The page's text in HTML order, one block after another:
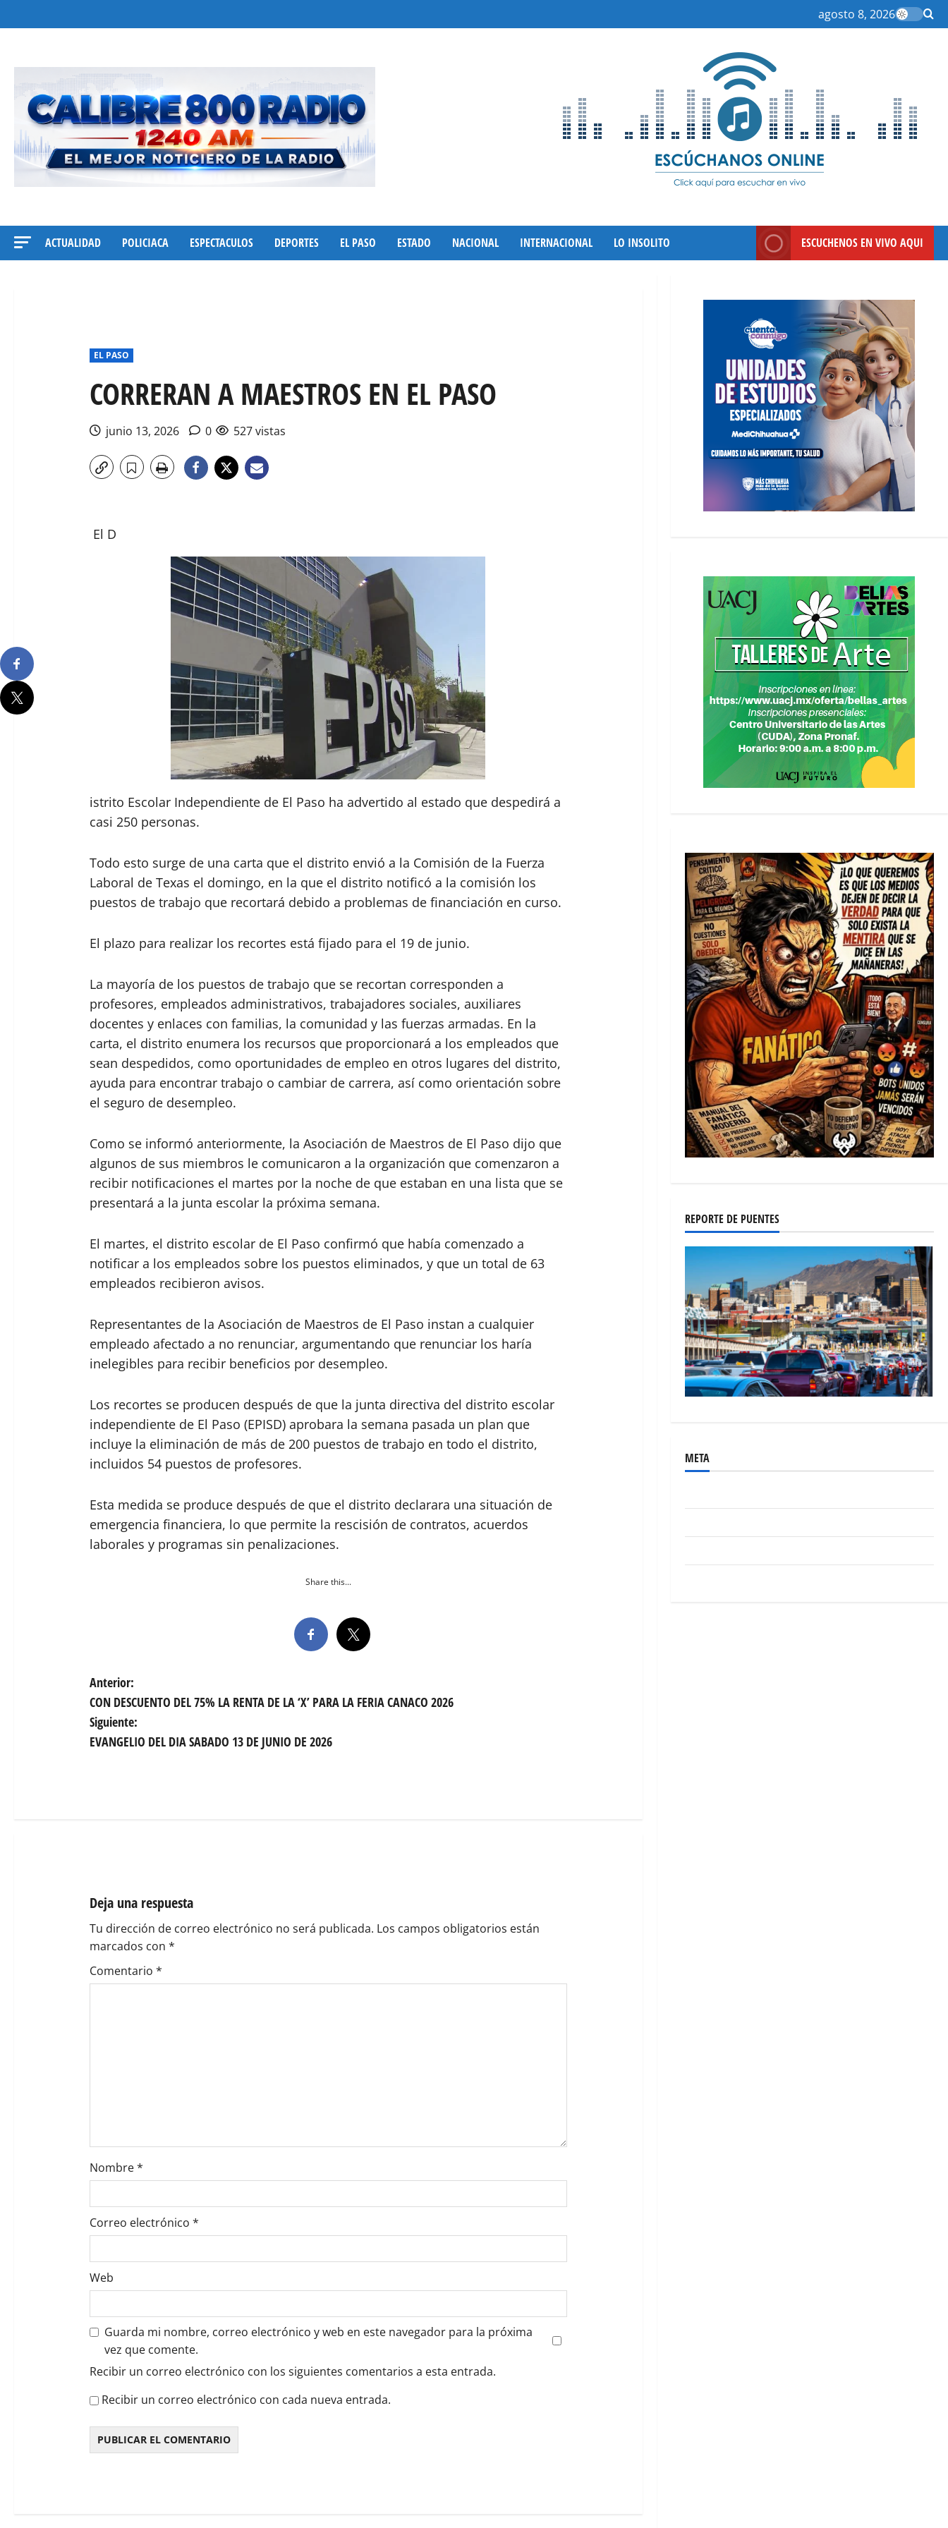
al
agosto 8, 2026
ACTUALIDAD POLICIACA ESPECTACULOS DEPORTES EL PASO ESTADO NACIONAL INTERNACIONAL LO INSOLITO ESCUCHENOS EN VIVO AQUI
EL PASO
CORRERAN A MAESTROS EN EL PASO
junio 13, 2026 0 527 vistas
El D
istrito Escolar Independiente de El Paso ha advertido al estado que despedirá a
casi 250 personas.
Todo esto surge de una carta que el distrito envió a la Comisión de la Fuerza
Laboral de Texas el domingo, en la que el distrito notificó a la comisión los
puestos de trabajo que recortará debido a problemas de financiación en curso.
El plazo para realizar los recortes está fijado para el 19 de junio.
La mayoría de los puestos de trabajo que se recortan corresponden a
profesores, empleados administrativos, trabajadores sociales, auxiliares
docentes y enlaces con familias, la comunidad y las fuerzas armadas. En la
carta, el distrito enumera los recursos que proporcionará a los empleados que
sean despedidos, como oportunidades de empleo en otros lugares del distrito,
ayuda para encontrar trabajo o cambiar de carrera, así como orientación sobre
el seguro de desempleo.
Como se informó anteriormente, la Asociación de Maestros de El Paso dijo que
algunos de sus miembros le comunicaron a la organización que comenzaron a
recibir notificaciones el martes por la noche de que estaban en una lista que se
presentará a la junta escolar la próxima semana.
El martes, el distrito escolar de El Paso confirmó que había comenzado a
notificar a los empleados sobre los puestos eliminados, y que un total de 63
empleados recibieron avisos.
Representantes de la Asociación de Maestros de El Paso instan a cualquier
empleado afectado a no renunciar, argumentando que renunciar los haría
inelegibles para recibir beneficios por desempleo.
Los recortes se producen después de que la junta directiva del distrito escolar
independiente de El Paso (EPISD) aprobara la semana pasada un plan que
incluye la eliminación de más de 200 puestos de trabajo en todo el distrito,
incluidos 54 puestos de profesores.
Esta medida se produce después de que el distrito declarara una situación de
emergencia financiera, lo que permite la rescisión de contratos, acuerdos
laborales y programas sin penalizaciones.
Share this...
N
a
v
i
ó
n
d
a
d
a
Anterior:
CON DESCUENTO DEL 75% LA RENTA DE LA ‘X’ PARA LA FERIA CANACO 2026
Siguiente:
EVANGELIO DEL DIA SABADO 13 DE JUNIO DE 2026
Deja una respuesta
Tu dirección de correo electrónico no será publicada. Los campos obligatorios están
marcados con *
Comentario *
Nombre*
Correo electrónico *
Web
Guarda mi nombre, correo electrónico y web en este navegador para la próxima
vez que comente.
Recibir un correo electrónico con los siguientes comentarios a esta entrada.
Recibir un correo electrónico con cada nueva entrada.
REPORTE DE PUENTES
META